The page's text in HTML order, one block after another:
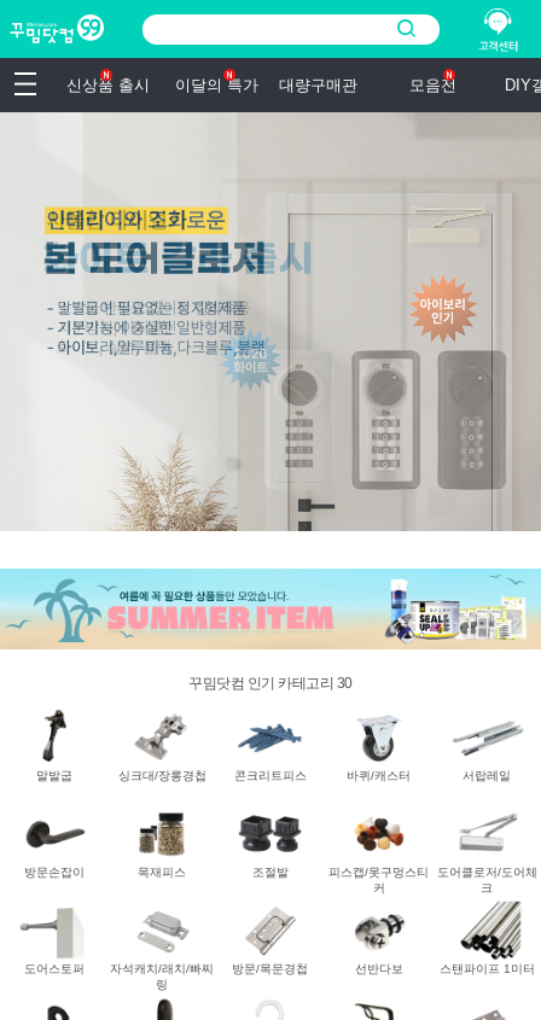
신상품 출시 이달의 특가 대량구매관 모음전 DIY
꾸밈닷컴 인기 카테고리 30
말발굽 싱크대/장롱경첩 콘크리트피스 바퀴/캐스터 서랍레일
방문손잡이 목재피스 조절발
피스캡/못구멍스티
커
도어클로저/도어체
크
도어스토퍼
자석캐치/래치/빠찌
링
방문/목문경첩 선반다보 스탠파이프 1미터